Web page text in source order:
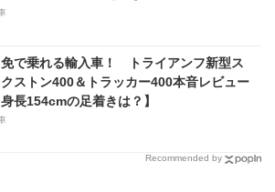
で乗れる輸入車！ トライアンフ新型ス
ストン400＆トラッカー400本音レビュー
身長154cmの足着きは？】
Recommended by